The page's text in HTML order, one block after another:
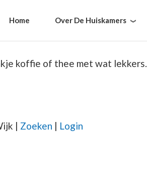
Home Over De Huiskamers
koffie of thee met wat lekkers.
| Zoeken | Login